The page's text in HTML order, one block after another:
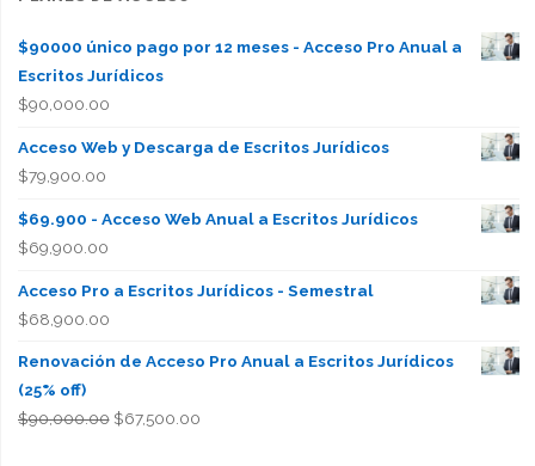
$90000 único pago por 12 meses - Acceso Pro Anual a
Escritos Jurídicos
$90,000.00
Acceso Web y Descarga de Escritos Jurídicos
$79,900.00
$69.900 - Acceso Web Anual a Escritos Jurídicos
$69,900.00
Acceso Pro a Escritos Jurídicos - Semestral
$68,900.00
Renovación de Acceso Pro Anual a Escritos Jurídicos
(25% off)
$90,000.00 El
$67,500.00El